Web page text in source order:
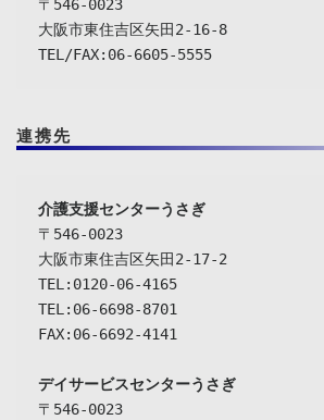
〒546-0023
大阪市東住吉区矢田2-16-8
TEL/FAX:06-6605-5555
連携先
介護支援センターうさぎ
〒546-0023
大阪市東住吉区矢田2-17-2
TEL:0120-06-4165
TEL:06-6698-8701
FAX:06-6692-4141
デイサービスセンターうさぎ
〒546-0023